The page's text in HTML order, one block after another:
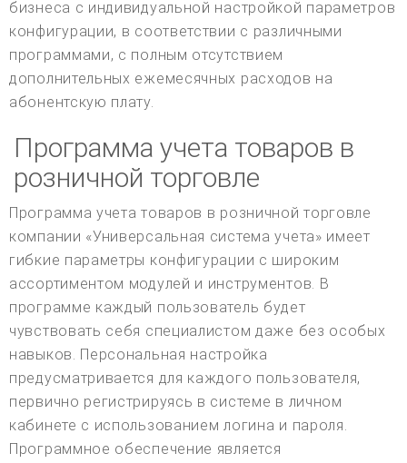
бизнеса с индивидуальной настройкой параметров
конфигурации, в соответствии с различными
программами, с полным отсутствием
дополнительных ежемесячных расходов на
абонентскую плату.
Программа учета товаров в
розничной торговле
Программа учета товаров в розничной торговле
компании «Универсальная система учета» имеет
гибкие параметры конфигурации с широким
ассортиментом модулей и инструментов. В
программе каждый пользователь будет
чувствовать себя специалистом даже без особых
навыков. Персональная настройка
предусматривается для каждого пользователя,
первично регистрируясь в системе в личном
кабинете с использованием логина и пароля.
Программное обеспечение является